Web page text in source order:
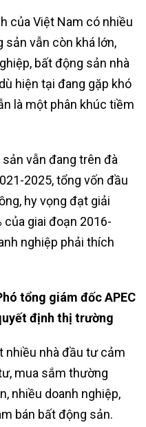
của Việt Nam có nhiều
vẫn còn khá lớn,
bất động sản nhà
hiện tại đang gặp khó
là một phân khúc tiềm
vẫn đang trên đà
2025, tổng vốn đầu
hy vọng đạt giải
của giai đoạn 2016-
nghiệp phải thích
tổng giám đốc APEC
định thị trường
nhiều nhà đầu tư cảm
mua sắm thường
nhiều doanh nghiệp,
bán bất động sản.